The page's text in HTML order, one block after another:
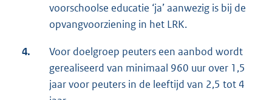
voorschoolse educatie ‘ja’ aanwezig is bij de
opvangvoorziening in het LRK.
4.
Voor doelgroep peuters een aanbod wordt
gerealiseerd van minimaal 960 uur over 1,5
jaar voor peuters in de leeftijd van 2,5 tot 4